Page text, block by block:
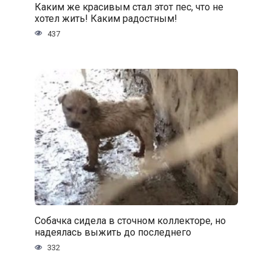
Каким же красивым стал этот пес, что не
хотел жить! Каким радостным!
437
Собачка сидела в сточном коллекторе, но
надеялась выжить до последнего
332